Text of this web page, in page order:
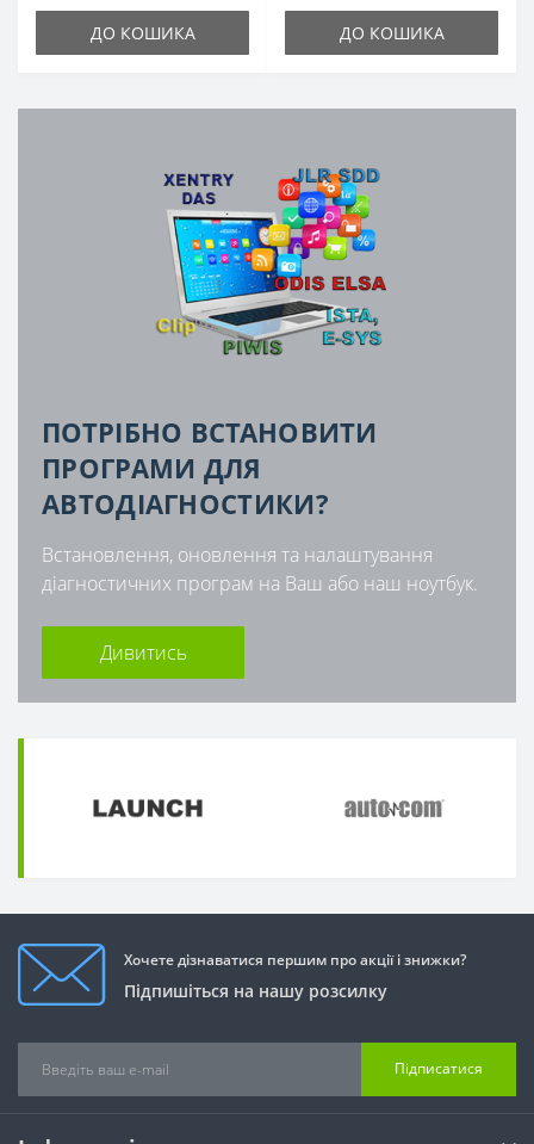
ДО КОШИКА ДО КОШИКА
ПОТРІБНО ВСТАНОВИТИ
ПРОГРАМИ ДЛЯ
АВТОДІАГНОСТИКИ?
Встановлення, оновлення та налаштування
діагностичних програм на Ваш або наш ноутбук.
Дивитись
Хочете дізнаватися першим про акції і знижки?
Підпишіться на нашу розсилку
Підписатися